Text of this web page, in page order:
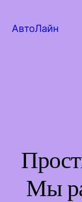
АвтоЛайн
Мы